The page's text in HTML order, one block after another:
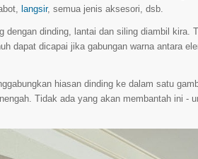
langsir, semua jenis aksesori, dsb.
dinding, lantai dan siling diambil kira.
dapat dicapai jika gabungan warna antara
hiasan dinding ke dalam satu
Tidak ada yang akan membantah ini -